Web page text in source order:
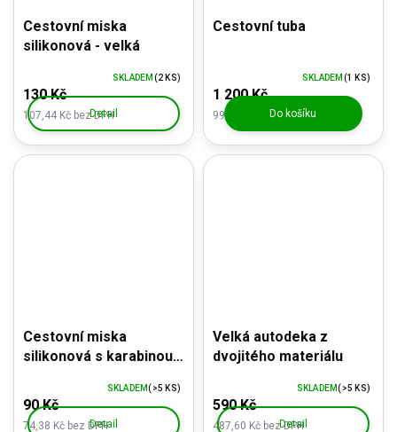
Cestovní miska
silikonová - velká
107,44 Kč bez DPH
130 Kč
SKLADEM (2 KS)
Detail
Cestovní tuba
991,74 Kč bez DPH
1 200 Kč
SKLADEM (1 KS)
Do košíku
Cestovní miska
silikonová s karabinou -
74,38 Kč bez DPH
90 Kč
SKLADEM(>5 KS)
Detail
Velká autodeka z
dvojitého materiálu
487,60 Kč bez DPH
590 Kč
SKLADEM(>5 KS)
Detail